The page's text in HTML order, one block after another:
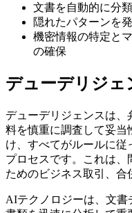
文書を自動的に分
隠れたパターンを
機密情報の特定と
の確保
デューデリジェ
デューデリジェンスは、
料を慎重に調査して妥当
け、すべてがルールに従
プロセスです。これは、
ためのビジネス取引、合
AIテクノロジーは、文